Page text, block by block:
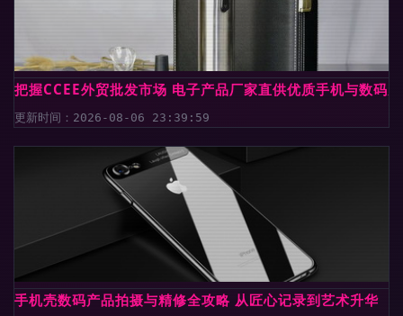
把握CCEE外贸批发市场 电子产品厂家直供优质手机与数码
更新时间：2026-08-06 23:39:59
手机壳数码产品拍摄与精修全攻略 从匠心记录到艺术升华